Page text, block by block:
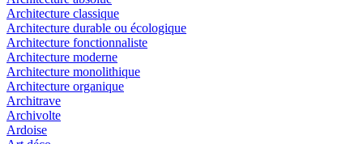
Architecture classique
Architecture durable ou écologique
Architecture fonctionnaliste
Architecture moderne
Architecture monolithique
Architecture organique
Architrave
Archivolte
Ardoise